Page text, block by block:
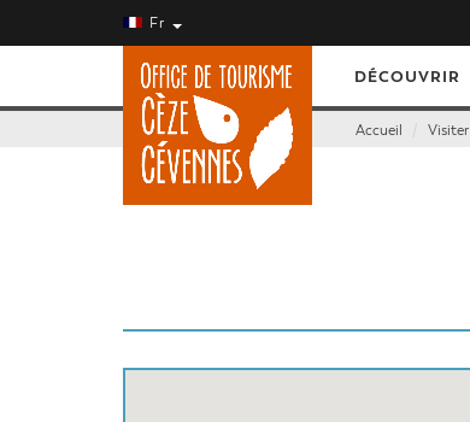
Fr
DÉCOUVRIR
Accueil Visiter